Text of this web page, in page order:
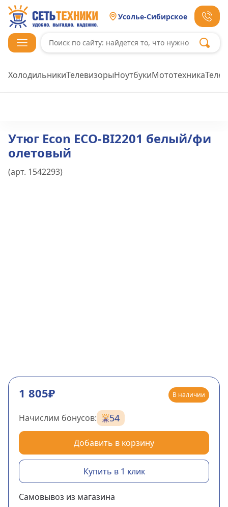
Усолье-Сибирское
ХолодильникиТелевизорыНоутбукиМототехника
Утюг Econ ECO-BI2201 белый/фи
олетовый
(арт. 1542293)
1 805₽ В наличии
Начислим бонусов: 54
Добавить в корзину
Купить в 1 клик
Самовывоз из магазина